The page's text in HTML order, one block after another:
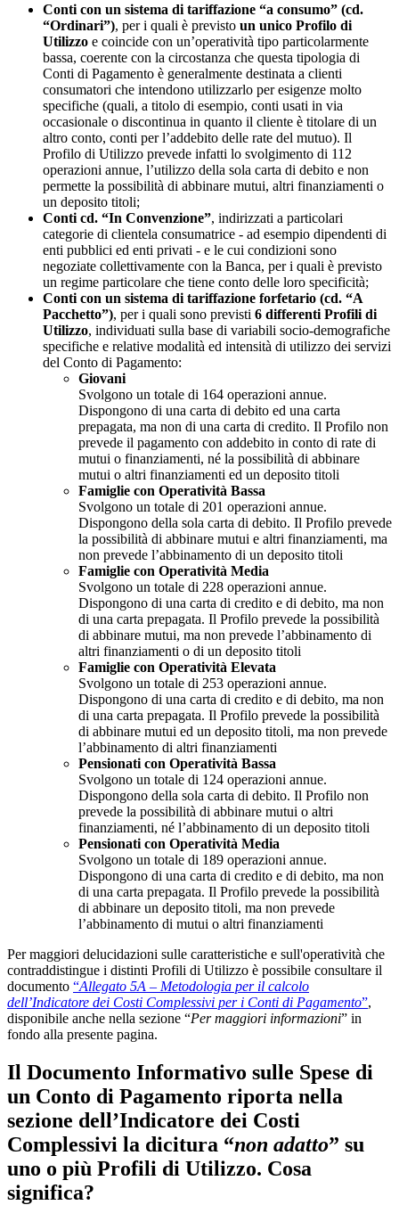
Conti con un sistema di tariffazione “a consumo” (cd.
“Ordinari”), per i quali è previsto un unico Profilo di
Utilizzo e coincide con un’operatività tipo particolarmente
bassa, coerente con la circostanza che questa tipologia di
Conti di Pagamento è generalmente destinata a clienti
consumatori che intendono utilizzarlo per esigenze molto
specifiche (quali, a titolo di esempio, conti usati in via
occasionale o discontinua in quanto il cliente è titolare di un
altro conto, conti per l’addebito delle rate del mutuo). Il
Profilo di Utilizzo prevede infatti lo svolgimento di 112
operazioni annue, l’utilizzo della sola carta di debito e non
permette la possibilità di abbinare mutui, altri finanziamenti o
un deposito titoli;
Conti cd. “In Convenzione”, indirizzati a particolari
categorie di clientela consumatrice - ad esempio dipendenti di
enti pubblici ed enti privati - e le cui condizioni sono
negoziate collettivamente con la Banca, per i quali è previsto
un regime particolare che tiene conto delle loro specificità;
Conti con un sistema di tariffazione forfetario (cd. “A
Pacchetto”), per i quali sono previsti 6 differenti Profili di
Utilizzo, individuati sulla base di variabili socio-demografiche
specifiche e relative modalità ed intensità di utilizzo dei servizi
del Conto di Pagamento:
Giovani
Svolgono un totale di 164 operazioni annue.
Dispongono di una carta di debito ed una carta
prepagata, ma non di una carta di credito. Il Profilo non
prevede il pagamento con addebito in conto di rate di
mutui o finanziamenti, né la possibilità di abbinare
mutui o altri finanziamenti ed un deposito titoli
Famiglie con Operatività Bassa
Svolgono un totale di 201 operazioni annue.
Dispongono della sola carta di debito. Il Profilo prevede
la possibilità di abbinare mutui e altri finanziamenti, ma
non prevede l’abbinamento di un deposito titoli
Famiglie con Operatività Media
Svolgono un totale di 228 operazioni annue.
Dispongono di una carta di credito e di debito, ma non
di una carta prepagata. Il Profilo prevede la possibilità
di abbinare mutui, ma non prevede l’abbinamento di
altri finanziamenti o di un deposito titoli
Famiglie con Operatività Elevata
Svolgono un totale di 253 operazioni annue.
Dispongono di una carta di credito e di debito, ma non
di una carta prepagata. Il Profilo prevede la possibilità
di abbinare mutui ed un deposito titoli, ma non prevede
l’abbinamento di altri finanziamenti
Pensionati con Operatività Bassa
Svolgono un totale di 124 operazioni annue.
Dispongono della sola carta di debito. Il Profilo non
prevede la possibilità di abbinare mutui o altri
finanziamenti, né l’abbinamento di un deposito titoli
Pensionati con Operatività Media
Svolgono un totale di 189 operazioni annue.
Dispongono di una carta di credito e di debito, ma non
di una carta prepagata. Il Profilo prevede la possibilità
di abbinare un deposito titoli, ma non prevede
l’abbinamento di mutui o altri finanziamenti
Per maggiori delucidazioni sulle caratteristiche e sull'operatività che
contraddistingue i distinti Profili di Utilizzo è possibile consultare il
documento “Allegato 5A – Metodologia per il calcolo
dell’Indicatore dei Costi Complessivi per i Conti di Pagamento”,
disponibile anche nella sezione “Per maggiori informazioni” in
fondo alla presente pagina.
Il Documento Informativo sulle Spese di
un Conto di Pagamento riporta nella
sezione dell’Indicatore dei Costi
Complessivi la dicitura “non adatto” su
uno o più Profili di Utilizzo. Cosa
significa?